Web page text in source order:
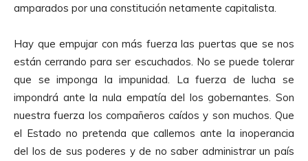
amparados por una constitución netamente capitalista.
Hay que empujar con más fuerza las puertas que se nos
están cerrando para ser escuchados. No se puede tolerar
que se imponga la impunidad. La fuerza de lucha se
impondrá ante la nula empatía del los gobernantes. Son
nuestra fuerza los compañeros caídos y son muchos. Que
el Estado no pretenda que callemos ante la inoperancia
del los de sus poderes y de no saber administrar un país